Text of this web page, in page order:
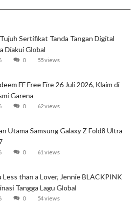
Sertifikat Tanda Tangan Digital
Diakui Global
0 55 views
FF Free Fire 26 Juli 2026, Klaim di
Garena
0 62 views
Utama Samsung Galaxy Z Fold8 Ultra
0 61 views
Less than a Lover, Jennie BLACKPINK
Tangga Lagu Global
0 54 views